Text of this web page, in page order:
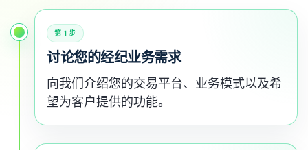
第 1 步
讨论您的经纪业务需求
向我们介绍您的交易平台、业务模式以及希
望为客户提供的功能。